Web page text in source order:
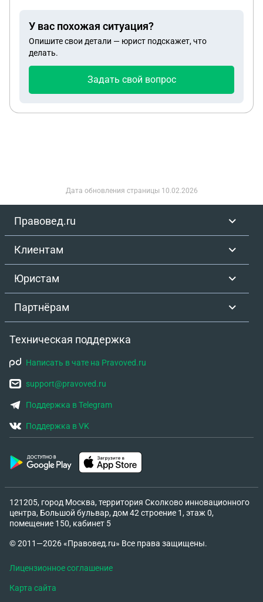
У вас похожая ситуация?
Опишите свои детали — юрист подскажет, что
делать.
Задать свой вопрос
Дата обновления страницы 10.02.2026
Правовед.ru
Клиентам
Юристам
Партнёрам
Техническая поддержка
Написать в чате на Pravoved.ru
support@pravoved.ru
Поддержка в Telegram
Поддержка в VK
121205, город Москва, территория Сколково инновационного
центра, Большой бульвар, дом 42 строение 1, этаж 0,
помещение 150, кабинет 5
© 2011—2026 «Правовед.ru» Все права защищены.
Лицензионное соглашение
Карта сайта